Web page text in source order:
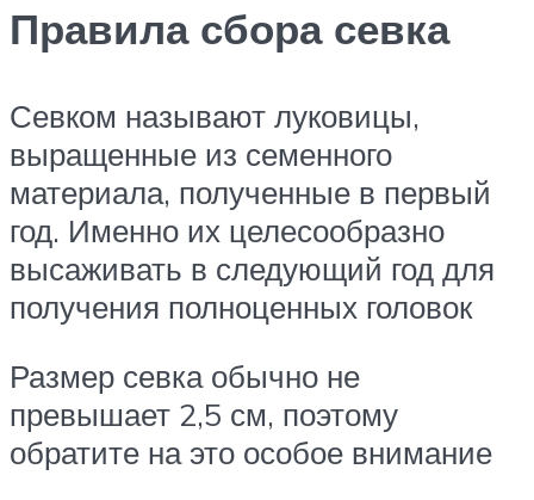
Правила сбора севка
Севком называют луковицы,
выращенные из семенного
материала, полученные в первый
год. Именно их целесообразно
высаживать в следующий год для
получения полноценных головок
Размер севка обычно не
превышает 2,5 см, поэтому
обратите на это особое внимание